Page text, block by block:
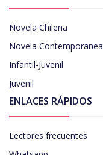
Novela Chilena
Novela Contemporanea
Infantil-Juvenil
Juvenil
ENLACES RÁPIDOS
Lectores frecuentes